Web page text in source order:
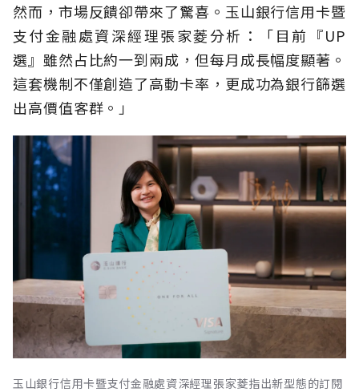
然而，市場反饋卻帶來了驚喜。玉山銀行信用卡暨
支付金融處資深經理張家菱分析：「目前『UP
選』雖然占比約一到兩成，但每月成長幅度顯著。
這套機制不僅創造了高動卡率，更成功為銀行篩選
出高價值客群。」
玉山銀行信用卡暨支付金融處資深經理張家菱指出新型態的訂閱